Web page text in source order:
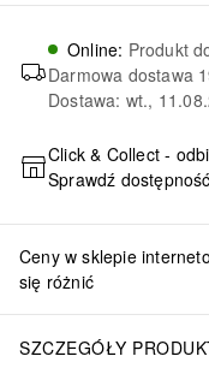
Online: Produkt
Darmowa dostawa
Dostawa: wt.,
Click & Collect -
Sprawdź
Ceny w sklepie
się różnić
SZCZEGÓŁY